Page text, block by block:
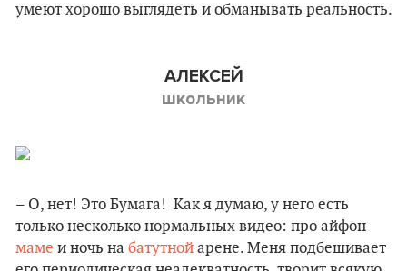
умеют хорошо выглядеть и обманывать реальность.
АЛЕКСЕЙ
школьник
– О, нет! Это Бумага! Как я думаю, у него есть
только несколько нормальных видео: про айфон
маме и ночь на батутной арене. Меня подбешивает